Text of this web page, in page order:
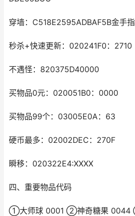
穿墙：C518E2595ADBAF5B金手
秒杀+快速更新：020241F0：2710
不遇怪：820375D40000
买物品0元：020051B0：0000
买物品99个：03005E0A：63
硬币最多：02002DEC：270F
瞬移：020322E4:XXXX
四、重要物品代码
①大师球 0001 ②神奇糖果 0044